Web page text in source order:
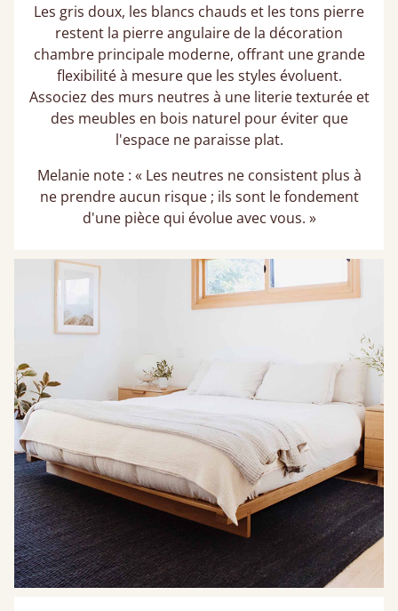
Les gris doux, les blancs chauds et les tons pierre
restent la pierre angulaire de la décoration
chambre principale​ moderne, offrant une grande
flexibilité à mesure que les styles évoluent.
Associez des murs neutres à une literie texturée et
des meubles en bois naturel pour éviter que
l'espace ne paraisse plat.
Melanie note : « Les neutres ne consistent plus à
ne prendre aucun risque ; ils sont le fondement
d'une pièce qui évolue avec vous. »